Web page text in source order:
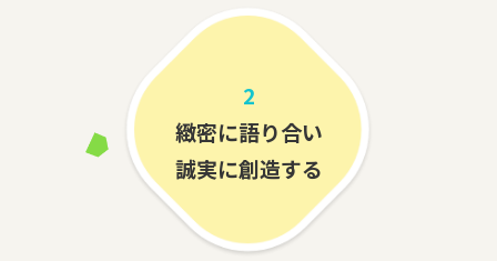
2
緻密に語り合い
誠実に創造する